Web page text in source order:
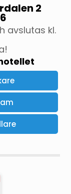
2
avslutas kl.